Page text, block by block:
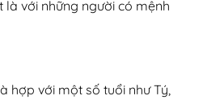
là với những người có mệnh
hợp với một số tuổi như Tý,